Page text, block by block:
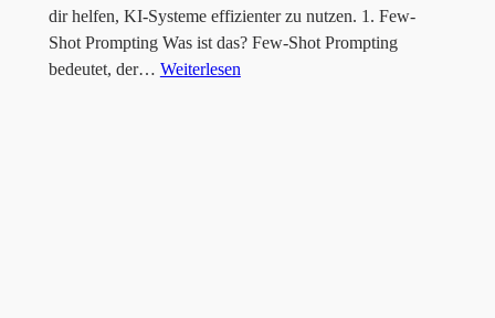
dir helfen, KI-Systeme effizienter zu nutzen. 1. Few-
Shot Prompting Was ist das? Few-Shot Prompting
bedeutet, der… Weiterlesen